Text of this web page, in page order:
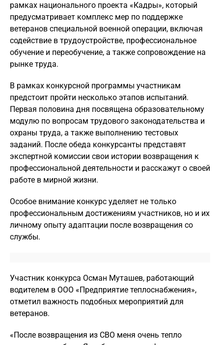
рамках национального проекта «Кадры», который
предусматривает комплекс мер по поддержке
ветеранов специальной военной операции, включая
содействие в трудоустройстве, профессиональное
обучение и переобучение, а также сопровождение на
рынке труда.
В рамках конкурсной программы участникам
предстоит пройти несколько этапов испытаний.
Первая половина дня посвящена образовательному
модулю по вопросам трудового законодательства и
охраны труда, а также выполнению тестовых
заданий. После обеда конкурсанты представят
экспертной комиссии свои истории возвращения к
профессиональной деятельности и расскажут о своей
работе в мирной жизни.
Особое внимание конкурс уделяет не только
профессиональным достижениям участников, но и их
личному опыту адаптации после возвращения со
службы.
Участник конкурса Осман Муташев, работающий
водителем в ООО «Предприятие теплоснабжения»,
отметил важность подобных мероприятий для
ветеранов.
«После возвращения из СВО меня очень тепло